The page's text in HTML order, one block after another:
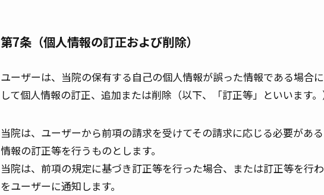
第7条（個人情報の訂正および削除）
ユーザーは、当院の保有する自己の個人情報が誤った情報である場合
して個人情報の訂正、追加または削除（以下、「訂正等」といいます。
当院は、ユーザーから前項の請求を受けてその請求に応じる必要があ
情報の訂正等を行うものとします。
当院は、前項の規定に基づき訂正等を行った場合、または訂正等を行
をユーザーに通知します。